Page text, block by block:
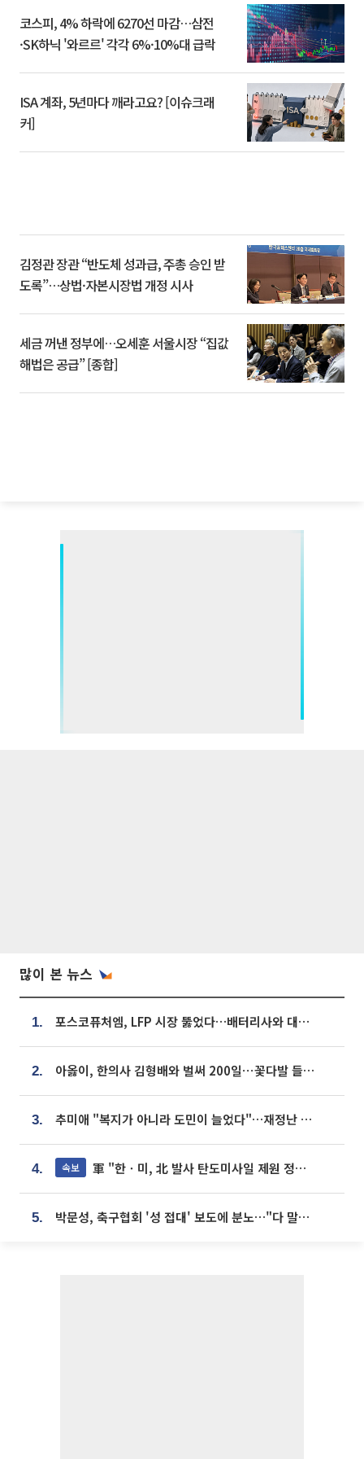
코스피, 4% 하락에 6270선 마감…삼전
·SK하닉 '와르르' 각각 6%·10%대 급락
ISA 계좌, 5년마다 깨라고요? [이슈크래
커]
김정관 장관 “반도체 성과급, 주총 승인 받
도록”…상법·자본시장법 개정 시사
세금 꺼낸 정부에…오세훈 서울시장 “집값
해법은 공급” [종합]
많이 본 뉴스
1. 포스코퓨처엠, LFP 시장 뚫었다…배터리사와 대규모 장기 공급 합의
2. 아옳이, 한의사 김형배와 벌써 200일⋯꽃다발 들고 "프러포즈 아냐"
3. 추미애 "복지가 아니라 도민이 늘었다"…재정난 책임론 정면돌파
4. 속보 軍 "한ㆍ미, 北 발사 탄도미사일 제원 정밀분석 중"
5. 박문성, 축구협회 '성 접대' 보도에 분노…"다 말아먹으려고 작정했나"